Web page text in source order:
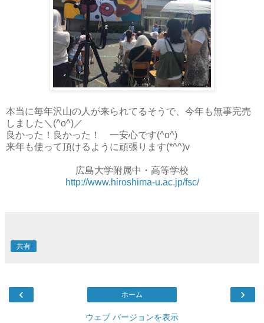
本当に毎年沢山の人が来られてるそうで、今年も無事完売
しました＼(^o^)／
良かった！良かった！ 一安心です(^o^)
来年も使って頂けるように頑張ります(*^^)v
広島大学附属中・高等学校
http://www.hiroshima-u.ac.jp/fsc/
共有
‹ ›
ホーム
ウェブ バージョンを表示